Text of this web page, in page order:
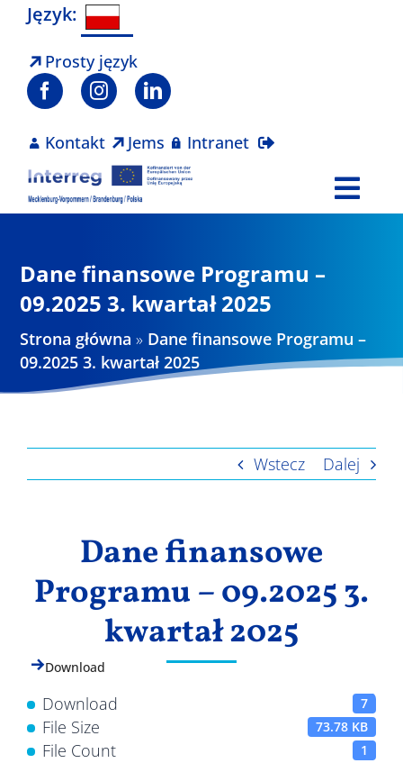
Skip
content
Język:
Prosty język
Kontakt Jems Intranet
Projekty
Aktualności
Dane finansowe Programu –
09.2025 3. kwartał 2025
Strona główna » Dane finansowe Programu –
09.2025 3. kwartał 2025
Wstecz Dalej
Dane finansowe
Programu – 09.2025 3.
kwartał 2025
Download
Download 7
File Size 73.78 KB
File Count 1